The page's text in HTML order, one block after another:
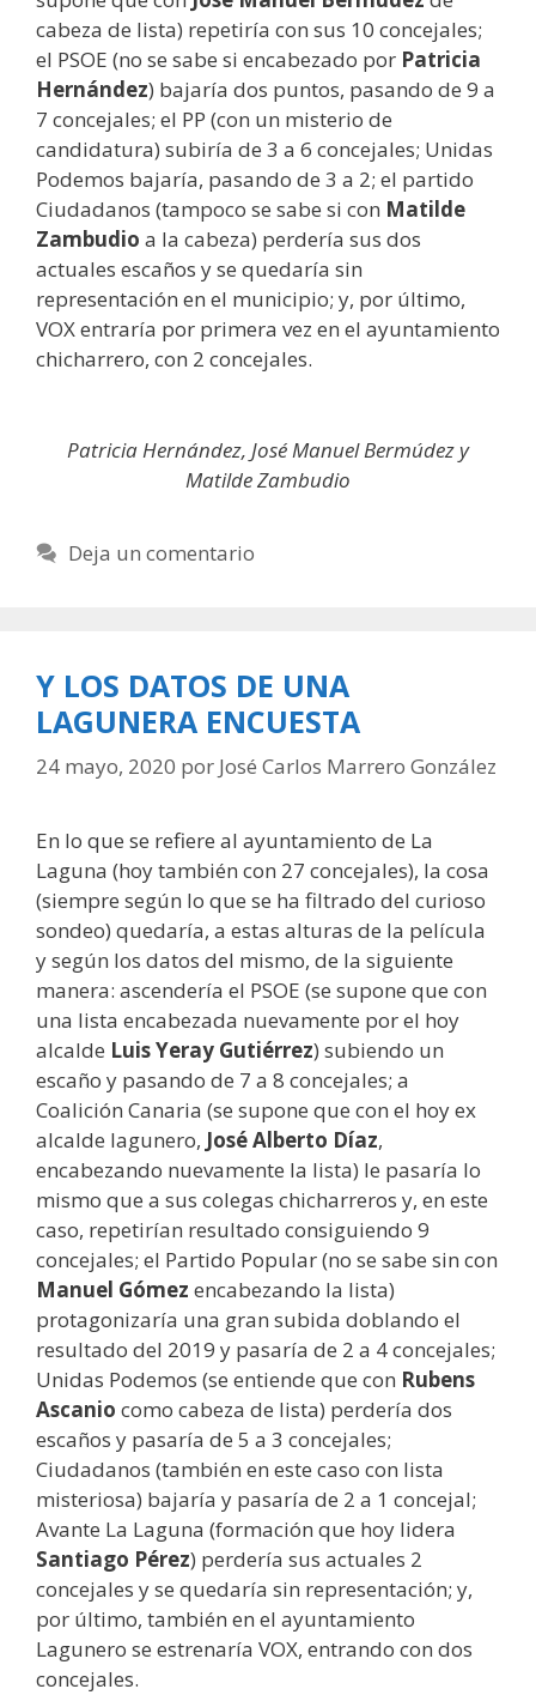
cabeza de lista) repetiría con sus 10 concejales;
el PSOE (no se sabe si encabezado por Patricia
Hernández) bajaría dos puntos, pasando de 9 a
7 concejales; el PP (con un misterio de
candidatura) subiría de 3 a 6 concejales; Unidas
Podemos bajaría, pasando de 3 a 2; el partido
Ciudadanos (tampoco se sabe si con Matilde
Zambudio a la cabeza) perdería sus dos
actuales escaños y se quedaría sin
representación en el municipio; y, por último,
VOX entraría por primera vez en el ayuntamiento
chicharrero, con 2 concejales.
Patricia Hernández, José Manuel Bermúdez y
Matilde Zambudio
Deja un comentario
Y LOS DATOS DE UNA
LAGUNERA ENCUESTA
24 mayo, 2020 por José Carlos Marrero González
En lo que se refiere al ayuntamiento de La
Laguna (hoy también con 27 concejales), la cosa
(siempre según lo que se ha filtrado del curioso
sondeo) quedaría, a estas alturas de la película
y según los datos del mismo, de la siguiente
manera: ascendería el PSOE (se supone que con
una lista encabezada nuevamente por el hoy
alcalde Luis Yeray Gutiérrez) subiendo un
escaño y pasando de 7 a 8 concejales; a
Coalición Canaria (se supone que con el hoy ex
alcalde lagunero, José Alberto Díaz,
encabezando nuevamente la lista) le pasaría lo
mismo que a sus colegas chicharreros y, en este
caso, repetirían resultado consiguiendo 9
concejales; el Partido Popular (no se sabe sin con
Manuel Gómez encabezando la lista)
protagonizaría una gran subida doblando el
resultado del 2019 y pasaría de 2 a 4 concejales;
Unidas Podemos (se entiende que con Rubens
Ascanio como cabeza de lista) perdería dos
escaños y pasaría de 5 a 3 concejales;
Ciudadanos (también en este caso con lista
misteriosa) bajaría y pasaría de 2 a 1 concejal;
Avante La Laguna (formación que hoy lidera
Santiago Pérez) perdería sus actuales 2
concejales y se quedaría sin representación; y,
por último, también en el ayuntamiento
Lagunero se estrenaría VOX, entrando con dos
concejales.